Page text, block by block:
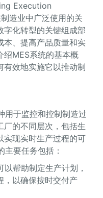
Execution
造业中广泛使用的关
字化转型的关键组成部
本、提高产品质量和实
绍MES系统的基本概
有效地实施它以推动制
用于监控和控制制造过
厂的不同层次，包括生
实现实时生产过程的可
要任务包括：
帮助制定生产计划，
，以确保按时交付产